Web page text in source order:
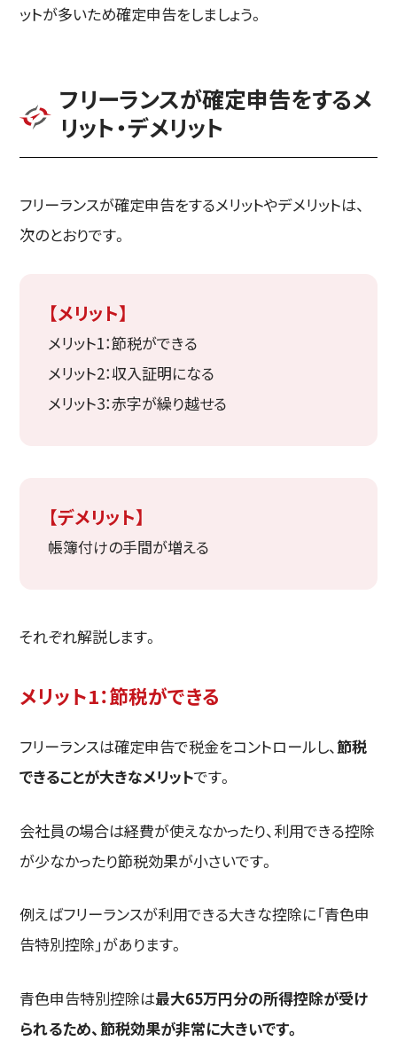
ットが多いため確定申告をしましょう。
フリーランスが確定申告をするメ
リット・デメリット
フリーランスが確定申告をするメリットやデメリットは、
次のとおりです。
【メリット】
メリット1：節税ができる
メリット2：収入証明になる
メリット3：赤字が繰り越せる
【デメリット】
帳簿付けの手間が増える
それぞれ解説します。
メリット1：節税ができる
フリーランスは確定申告で税金をコントロールし、 節税
できることが大きなメリットです。
会社員の場合は経費が使えなかったり、利用できる控除
が少なかったり節税効果が小さいです。
例えばフリーランスが利用できる大きな控除に「青色申
告特別控除」があります。
青色申告特別控除は最大65万円分の所得控除が受け
られるため、節税効果が非常に大きいです。